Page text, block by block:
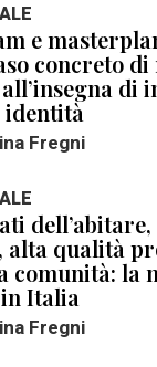
e
concreto
di
identità
Fregni
dell’abitare,
alta qualità
comunità: la
Italia
Fregni